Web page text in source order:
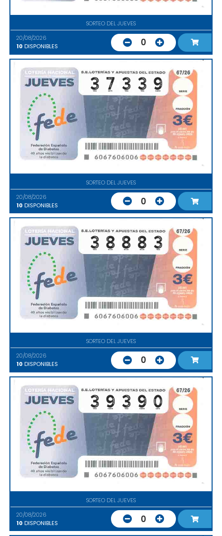
SORTEO DEL JUEVES
20/08/2026
10 DISPONIBLES 0
SORTEO DEL JUEVES
20/08/2026
10 DISPONIBLES 0
SORTEO DEL JUEVES
20/08/2026
10 DISPONIBLES 0
SORTEO DEL JUEVES
20/08/2026
10 DISPONIBLES 0